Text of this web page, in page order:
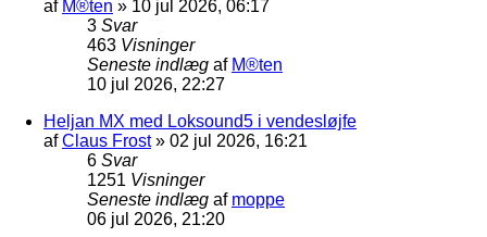
af M®ten » 10 jul 2026, 06:17
3 Svar
463 Visninger
Seneste indlæg af M®ten
10 jul 2026, 22:27
Heljan MX med Loksound5 i vendesløjfe
afClaus Frost» 02 jul 2026, 16:21
6 Svar
1251 Visninger
Seneste indlæg af moppe
06 jul 2026, 21:20